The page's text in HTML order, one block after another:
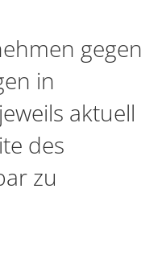
gegen
in
aktuell
des
zu